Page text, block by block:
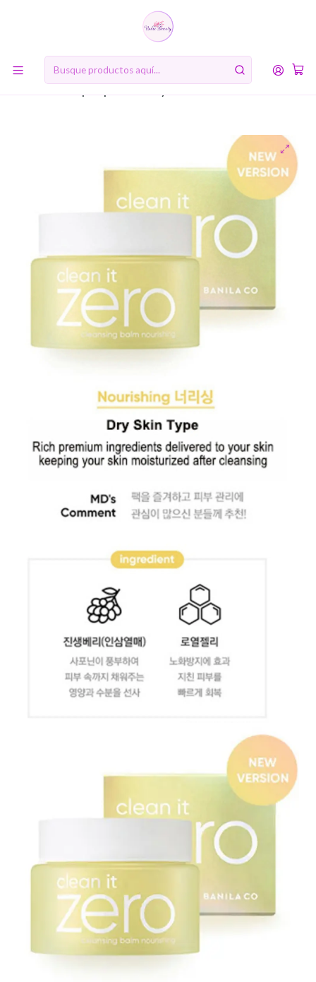
10% de descuento en tu primera compra online. Código: BIENVENIDA10
RUTINA DE BELLEZA COREANA
Primer paso: Doble limpieza
Clean It Zero Cleansing Balm Nourishing (Banila co) 100ml